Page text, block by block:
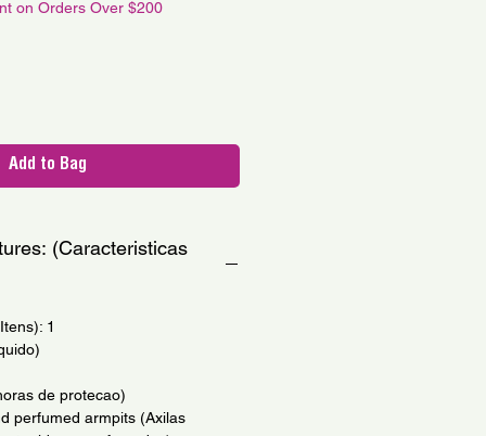
on Orders Over $200
Add to Bag
(Caracteristicas
1
de protecao)
perfumed armpits (Axilas